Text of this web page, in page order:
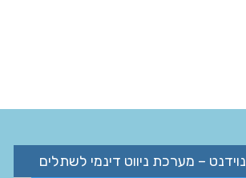
נוידנט – מערכת ניווט דינמי לשתלים